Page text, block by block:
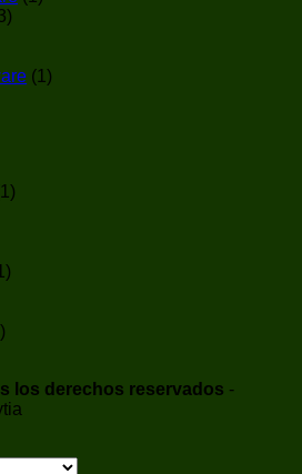
(1)
los derechos reservados -